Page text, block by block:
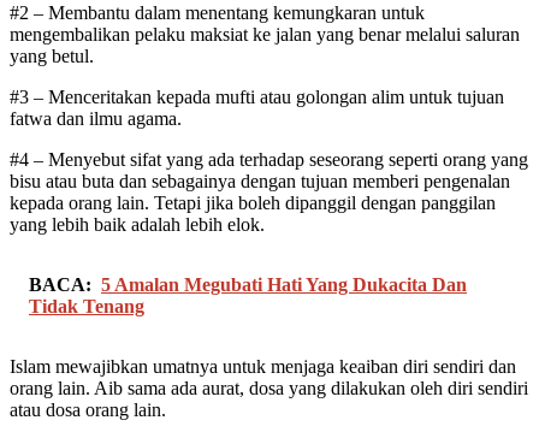
#2 – Membantu dalam menentang kemungkaran untuk
mengembalikan pelaku maksiat ke jalan yang benar melalui saluran
yang betul.
#3 – Menceritakan kepada mufti atau golongan alim untuk tujuan
fatwa dan ilmu agama.
#4 – Menyebut sifat yang ada terhadap seseorang seperti orang yang
bisu atau buta dan sebagainya dengan tujuan memberi pengenalan
kepada orang lain. Tetapi jika boleh dipanggil dengan panggilan
yang lebih baik adalah lebih elok.
BACA: 5 Amalan Megubati Hati Yang Dukacita Dan
Tidak Tenang
Islam mewajibkan umatnya untuk menjaga keaiban diri sendiri dan
orang lain. Aib sama ada aurat, dosa yang dilakukan oleh diri sendiri
atau dosa orang lain.